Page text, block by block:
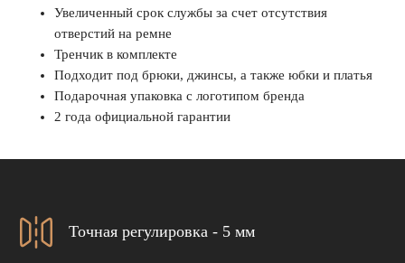
Увеличенный срок службы за счет отсутствия
отверстий на ремне
Тренчик в комплекте
Подходит под брюки, джинсы, а также юбки и платья
Подарочная упаковка с логотипом бренда
2 года официальной гарантии
Точная регулировка - 5 мм